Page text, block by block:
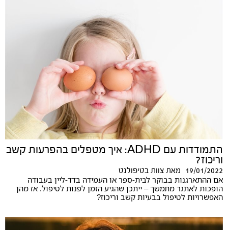
התמודדות עם ADHD: איך מטפלים בהפרעות קשב
וריכוז?
19/01/2022 מאת צוות בטיפולנט
אם ההתארגנות בבוקר לבית-ספר או העמידה בדד-ליין בעבודה
הופכות לאתגר מתמשך – ייתכן שהגיע הזמן לפנות לטיפול. אז מהן
האפשרויות לטיפול בבעיות קשב וריכוז?